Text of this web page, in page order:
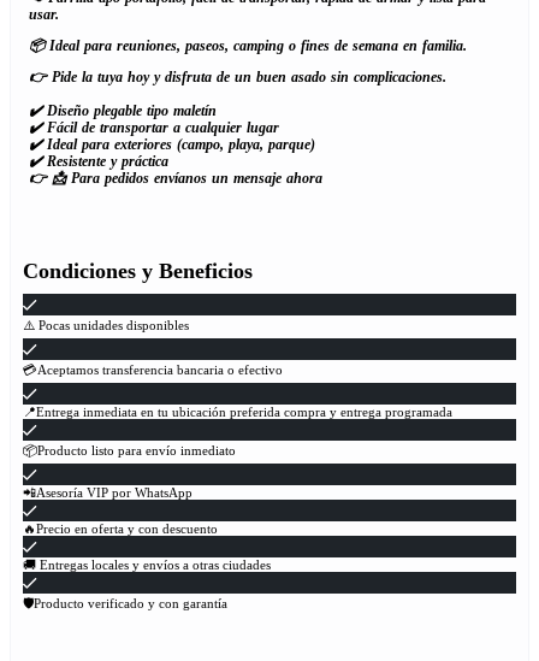
usar.
📦 Ideal para reuniones, paseos, camping o fines de semana en familia.
👉 Pide la tuya hoy y disfruta de un buen asado sin complicaciones.
✔️ Diseño plegable tipo maletín
✔️ Fácil de transportar a cualquier lugar
✔️ Ideal para exteriores (campo, playa, parque)
✔️ Resistente y práctica
👉 📩 Para pedidos envíanos un mensaje ahora
Condiciones y Beneficios
⚠️ Pocas unidades disponibles
💳Aceptamos transferencia bancaria o efectivo
📍Entrega inmediata en tu ubicación preferida compra y entrega programada
📦Producto listo para envío inmediato
📲Asesoría VIP por WhatsApp
🔥Precio en oferta y con descuento
🚚 Entregas locales y envíos a otras ciudades
🛡Producto verificado y con garantía